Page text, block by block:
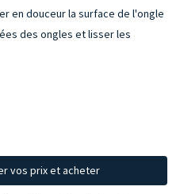
en douceur la surface de l'ongle
des ongles et lisser les
vos prix et acheter